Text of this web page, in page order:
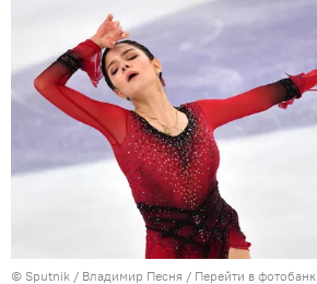
© Sputnik / Владимир Песня / Перейти в фотобанк